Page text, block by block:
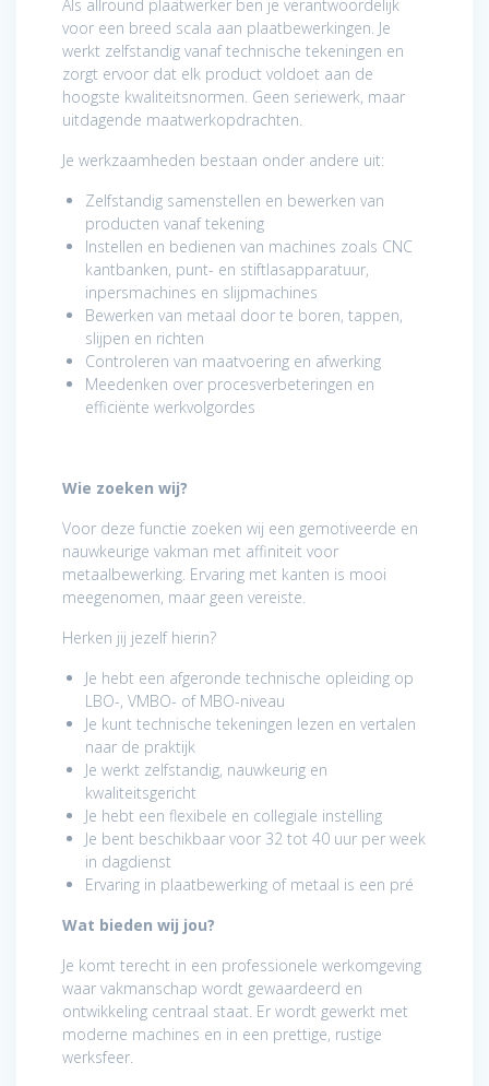
Als allround plaatwerker ben je verantwoordelijk
voor een breed scala aan plaatbewerkingen. Je
werkt zelfstandig vanaf technische tekeningen en
zorgt ervoor dat elk product voldoet aan de
hoogste kwaliteitsnormen. Geen seriewerk, maar
uitdagende maatwerkopdrachten.
Je werkzaamheden bestaan onder andere uit:
Zelfstandig samenstellen en bewerken van
producten vanaf tekening
Instellen en bedienen van machines zoals CNC
kantbanken, punt- en stiftlasapparatuur,
inpersmachines en slijpmachines
Bewerken van metaal door te boren, tappen,
slijpen en richten
Controleren van maatvoering en afwerking
Meedenken over procesverbeteringen en
efficiënte werkvolgordes
Wie zoeken wij?
Voor deze functie zoeken wij een gemotiveerde en
nauwkeurige vakman met affiniteit voor
metaalbewerking. Ervaring met kanten is mooi
meegenomen, maar geen vereiste.
Herken jij jezelf hierin?
Je hebt een afgeronde technische opleiding op
LBO-, VMBO- of MBO-niveau
Je kunt technische tekeningen lezen en vertalen
naar de praktijk
Je werkt zelfstandig, nauwkeurig en
kwaliteitsgericht
Je hebt een flexibele en collegiale instelling
Je bent beschikbaar voor 32 tot 40 uur per week
in dagdienst
Ervaring in plaatbewerking of metaal is een pré
Wat bieden wij jou?
Je komt terecht in een professionele werkomgeving
waar vakmanschap wordt gewaardeerd en
ontwikkeling centraal staat. Er wordt gewerkt met
moderne machines en in een prettige, rustige
werksfeer.